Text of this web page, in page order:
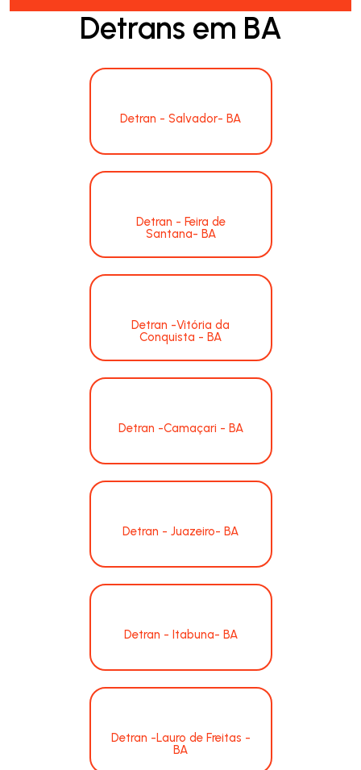
Detrans em BA
Detran - Salvador- BA
Detran - Feira de
Santana- BA
Detran -Vitória da
Conquista - BA
Detran -Camaçari - BA
Detran - Juazeiro- BA
Detran - Itabuna- BA
Detran -Lauro de Freitas -
BA